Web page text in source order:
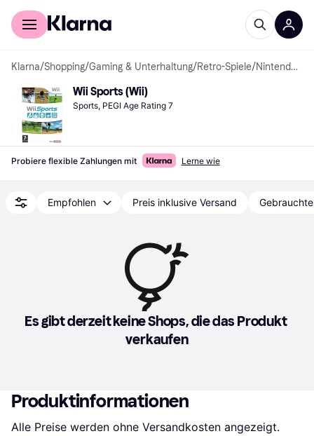
Für Shopper
Klarna/Shopping/Gaming & Unterhaltung/Retro-Spiele/ Nintendo Wii-Spiele
Wii Sports (Wii)
Sports, PEGI Age Rating 7
Probiere flexible Zahlungen mit Lerne wie
Empfohlen Preis inklusive Versand
Es gibt derzeit keine Shops, die das Produkt
verkaufen
Produktinformationen
Alle Preise werden ohne Versandkosten angezeigt.